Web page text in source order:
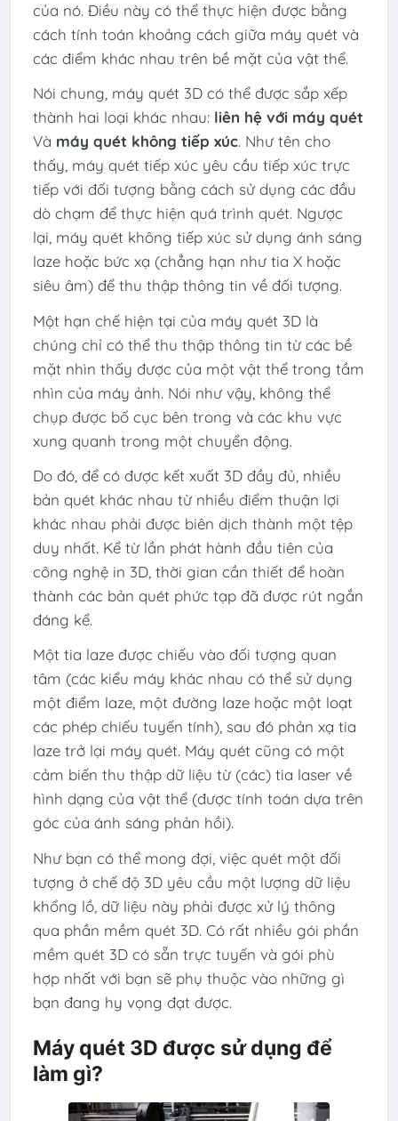
của nó. Điều này có thể thực hiện được bằng
cách tính toán khoảng cách giữa máy quét và
các điểm khác nhau trên bề mặt của vật thể.
Nói chung, máy quét 3D có thể được sắp xếp
thành hai loại khác nhau: liên hệ với máy quét
Và máy quét không tiếp xúc. Như tên cho
thấy, máy quét tiếp xúc yêu cầu tiếp xúc trực
tiếp với đối tượng bằng cách sử dụng các đầu
dò chạm để thực hiện quá trình quét. Ngược
lại, máy quét không tiếp xúc sử dụng ánh sáng
laze hoặc bức xạ (chẳng hạn như tia X hoặc
siêu âm) để thu thập thông tin về đối tượng.
Một hạn chế hiện tại của máy quét 3D là
chúng chỉ có thể thu thập thông tin từ các bề
mặt nhìn thấy được của một vật thể trong tầm
nhìn của máy ảnh. Nói như vậy, không thể
chụp được bố cục bên trong và các khu vực
xung quanh trong một chuyển động.
Do đó, để có được kết xuất 3D đầy đủ, nhiều
bản quét khác nhau từ nhiều điểm thuận lợi
khác nhau phải được biên dịch thành một tệp
duy nhất. Kể từ lần phát hành đầu tiên của
công nghệ in 3D, thời gian cần thiết để hoàn
thành các bản quét phức tạp đã được rút ngắn
đáng kể.
Một tia laze được chiếu vào đối tượng quan
tâm (các kiểu máy khác nhau có thể sử dụng
một điểm laze, một đường laze hoặc một loạt
các phép chiếu tuyến tính), sau đó phản xạ tia
laze trở lại máy quét. Máy quét cũng có một
cảm biến thu thập dữ liệu từ (các) tia laser về
hình dạng của vật thể (được tính toán dựa trên
góc của ánh sáng phản hồi).
Như bạn có thể mong đợi, việc quét một đối
tượng ở chế độ 3D yêu cầu một lượng dữ liệu
khổng lồ, dữ liệu này phải được xử lý thông
qua phần mềm quét 3D. Có rất nhiều gói phần
mềm quét 3D có sẵn trực tuyến và gói phù
hợp nhất với bạn sẽ phụ thuộc vào những gì
bạn đang hy vọng đạt được.
Máy quét 3D được sử dụng để
làm gì?